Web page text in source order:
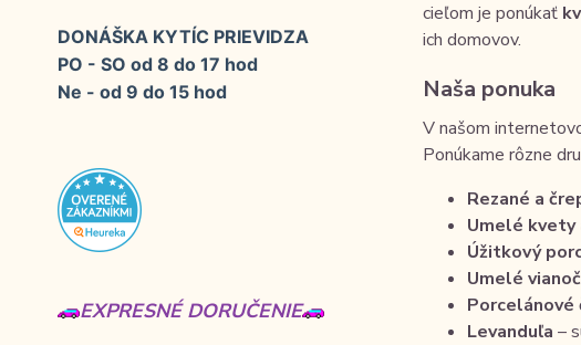
DONÁŠKA KYTÍC PRIEVIDZA
PO - SO od 8 do 17 hod
Ne - od 9 do 15 hod
EXPRESNÉ DORUČENIE
cieľom je ponúkať
ich domovov.
Naša ponuka
V našom
Ponúkame rôzne
Rezané a
Umelé kvety
Úžitkový
Umelé
Porcelánové
Levanduľa –